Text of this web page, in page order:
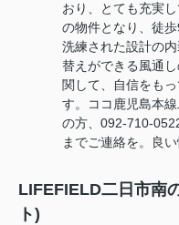
おり、とても充実
の物件となり、徒
洗練された設計の
替えができる風通
関して、自信をも
す。ココ鹿児島本
の方、092-710-
までご連絡を。良い
LIFEFIELD二日市南
ト)